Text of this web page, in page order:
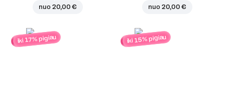
nuo 20,00 € nuo 20,00 €
iki 17% pigiau iki 15% pigiau